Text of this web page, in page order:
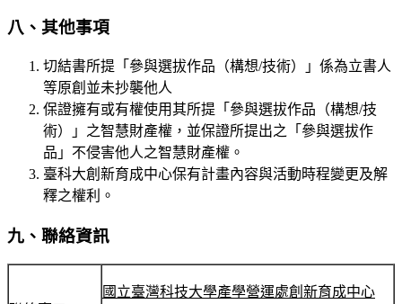
八、其他事項
切結書所提「參與選拔作品（構想/技術）」係為立書人
等原創並未抄襲他人
保證擁有或有權使用其所提「參與選拔作品（構想/技
術）」之智慧財產權，並保證所提出之「參與選拔作
品」不侵害他人之智慧財產權。
臺科大創新育成中心保有計畫內容與活動時程變更及解
釋之權利。
九、聯絡資訊
國立臺灣科技大學產學營運處創新育成中心